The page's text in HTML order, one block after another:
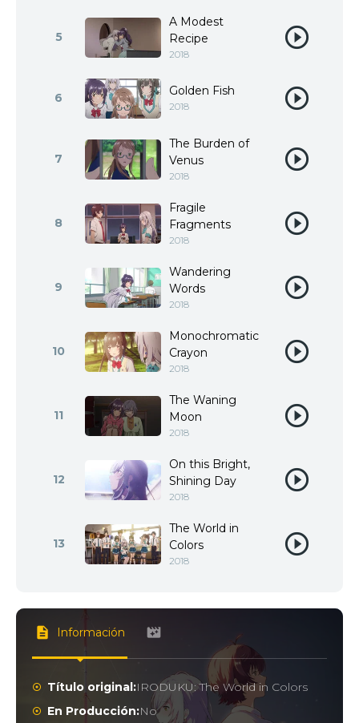
5
A Modest
Recipe
2018
6 Golden Fish
2018
7
The Burden of
Venus
2018
8
Fragile
Fragments
2018
9
Wandering
Words
2018
10
Monochromatic
Crayon
2018
11
The Waning
Moon
2018
12
On this Bright,
Shining Day
2018
13
The World in
Colors
2018
Información
Título original:IRODUKU: The World in Colors
En Producción:No